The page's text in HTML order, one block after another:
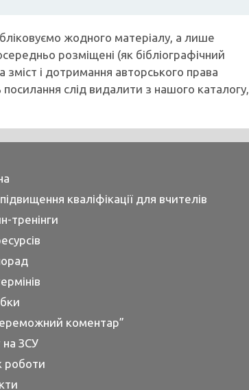
жодного матеріалу, а лише
розміщені (як бібліографічний
і дотримання авторського права
слід видалити з нашого каталогу,
кваліфікації для вчителів
тренінги
коментар”
ЗСУ
роботи